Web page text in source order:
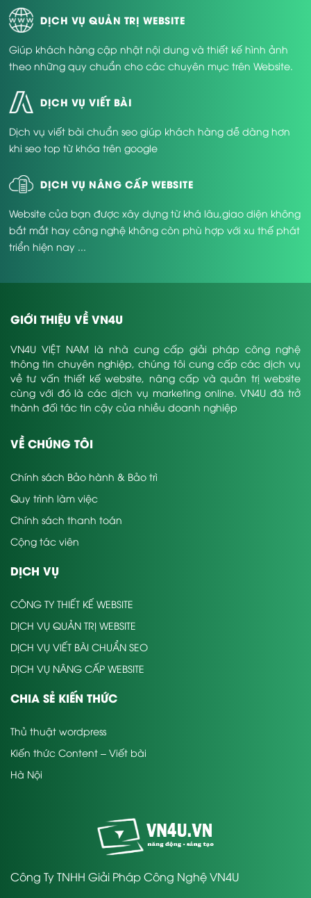
DỊCH VỤ QUẢN TRỊ WEBSITE
Giúp khách hàng cập nhật nội dung và thiết kế hình ảnh
theo những quy chuẩn cho các chuyên mục trên Website.
DỊCH VỤ VIẾT BÀI
Dịch vụ viết bài chuẩn seo giúp khách hàng dễ dàng hơn
khi seo top từ khóa trên google
DỊCH VỤ NÂNG CẤP WEBSITE
Website của bạn được xây dựng từ khá lâu,giao diện không
bắt mắt hay công nghệ không còn phù hợp với xu thế phát
triển hiện nay ...
GIỚI THIỆU VỀ VN4U
VN4U VIỆT NAM là nhà cung cấp giải pháp công nghệ
thông tin chuyên nghiệp, chúng tôi cung cấp các dịch vụ
về tư vấn thiết kế website, nâng cấp và quản trị website
cùng với đó là các dịch vụ marketing online. VN4U đã trở
thành đối tác tin cậy của nhiều doanh nghiệp
VỀ CHÚNG TÔI
Chính sách Bảo hành & Bảo trì
Quy trình làm việc
Chính sách thanh toán
Cộng tác viên
DỊCH VỤ
CÔNG TY THIẾT KẾ WEBSITE
DỊCH VỤ QUẢN TRỊ WEBSITE
DỊCH VỤ VIẾT BÀI CHUẨN SEO
DỊCH VỤ NÂNG CẤP WEBSITE
CHIA SẺ KIẾN THỨC
Thủ thuật wordpress
Kiến thức Content – Viết bài
Hà Nội
Công Ty TNHH Giải Pháp Công Nghệ VN4U